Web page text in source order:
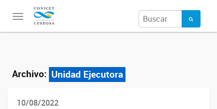
Toggle
navigation
Archivo: Unidad Ejecutora
10/08/2022